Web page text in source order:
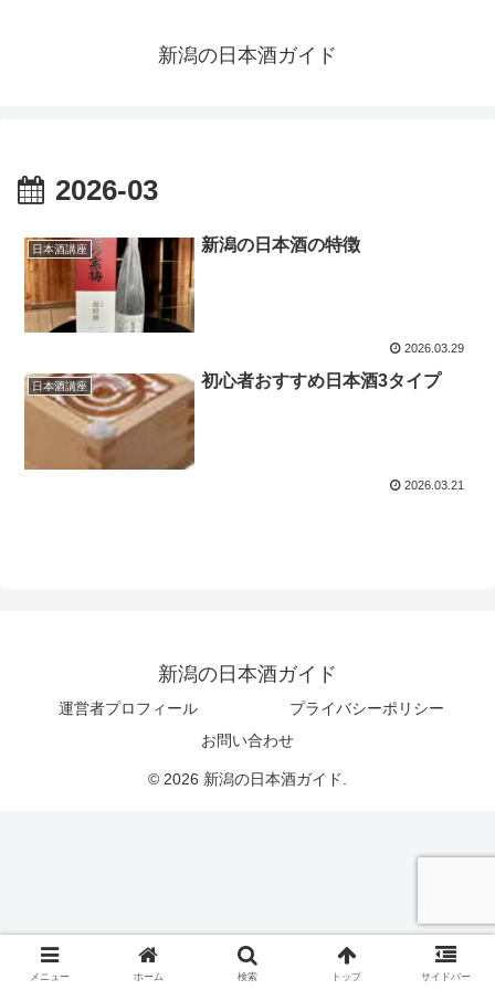
新潟の日本酒ガイド
2026-03
日本酒講座 新潟の日本酒の特徴
2026.03.29
日本酒講座 初心者おすすめ日本酒3タイプ
2026.03.21
新潟の日本酒ガイド
運営者プロフィール
プライバシーポリシー
お問い合わせ
© 2026 新潟の日本酒ガイド.
メニュー ホーム 検索 トップ サイドバー